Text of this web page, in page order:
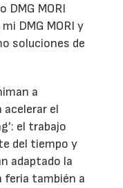
DMG MORI
DMG MORI y
soluciones de
a
el
el trabajo
del tiempo y
adaptado la
feria también a